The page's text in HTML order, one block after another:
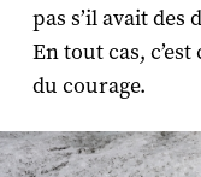
pas s’il avait des
En tout cas,
du courage.